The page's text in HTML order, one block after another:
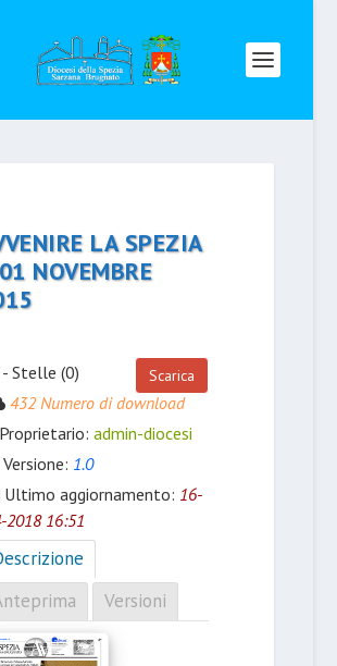
LA SPEZIA
NOVEMBRE
Scarica
- Stelle (0)
432 Numero di download
Proprietario: admin-diocesi
1.0
Ultimo aggiornamento: 16-
2018 16:51
Versioni